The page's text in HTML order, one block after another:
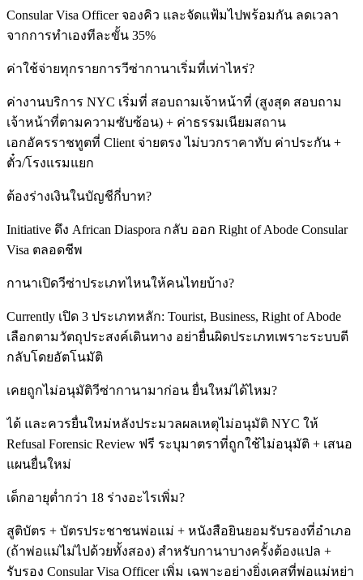
Consular Visa Officer จองคิว และจัดแฟ้มไปพร้อมกัน ลดเวลา
จากการทำเองทีละขั้น 35%
ค่าใช้จ่ายทุกรายการวีซ่ากานาเริ่มที่เท่าไหร่?
ค่างานบริการ NYC เริ่มที่ สอบถามเจ้าหน้าที่ (สูงสุด สอบถาม
เจ้าหน้าที่ตามความซับซ้อน) + ค่าธรรมเนียมสถาน
เอกอัครราชทูตที่ Client จ่ายตรง ไม่บวกราคาทับ ค่าประกัน +
ตั๋ว/โรงแรมแยก
ต้องร่างเงินในบัญชีกี่บาท?
Initiative ดึง African Diaspora กลับ ออก Right of Abode Consular
Visa ตลอดชีพ
กานาเปิดวีซ่าประเภทไหนให้คนไทยบ้าง?
Currently เปิด 3 ประเภทหลัก: Tourist, Business, Right of Abode
เลือกตามวัตถุประสงค์เดินทาง อย่ายื่นผิดประเภทเพราะระบบตี
กลับโดยอัตโนมัติ
เคยถูกไม่อนุมัติวีซ่ากานามาก่อน ยื่นใหม่ได้ไหม?
ได้ และควรยื่นใหม่หลังประมวลผลเหตุไม่อนุมัติ NYC ให้
Refusal Forensic Review ฟรี ระบุมาตราที่ถูกใช้ไม่อนุมัติ + เสนอ
แผนยื่นใหม่
เด็กอายุต่ำกว่า 18 ร่างอะไรเพิ่ม?
สูติบัตร + บัตรประชาชนพ่อแม่ + หนังสือยินยอมรับรองที่อำเภอ
(ถ้าพ่อแม่ไม่ไปด้วยทั้งสอง) สำหรับกานาบางครั้งต้องแปล +
รับรอง Consular Visa Officer เพิ่ม เฉพาะอย่างยิ่งเคสที่พ่อแม่หย่า